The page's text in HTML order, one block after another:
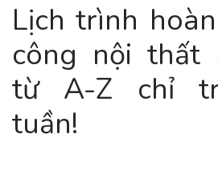
Lịch trình
công nội thất
từ A-Z chỉ
tuần!